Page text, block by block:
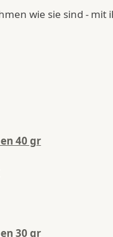
wie sie sind - mit
40 gr
30 gr